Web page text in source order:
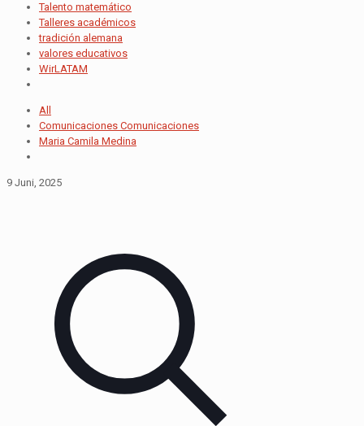
Talento matemático
Talleres académicos
tradición alemana
valores educativos
WirLATAM
All
Comunicaciones Comunicaciones
Maria Camila Medina
9 Juni, 2025